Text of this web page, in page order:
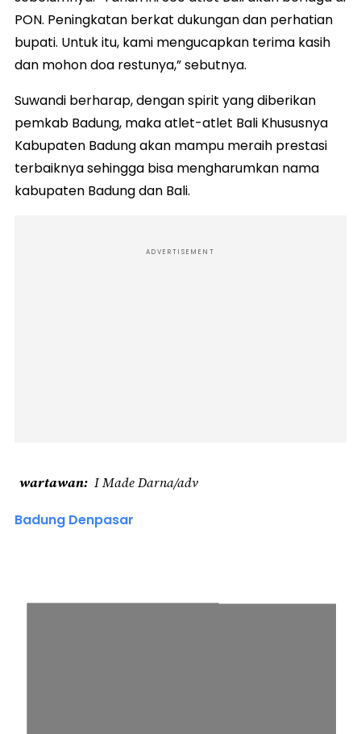
PON. Peningkatan berkat dukungan dan perhatian
bupati. Untuk itu, kami mengucapkan terima kasih
dan mohon doa restunya,” sebutnya.
Suwandi berharap, dengan spirit yang diberikan
pemkab Badung, maka atlet-atlet Bali Khususnya
Kabupaten Badung akan mampu meraih prestasi
terbaiknya sehingga bisa mengharumkan nama
kabupaten Badung dan Bali.
ADVERTISEMENT
wartawan I Made Darna/adv
Badung Denpasar